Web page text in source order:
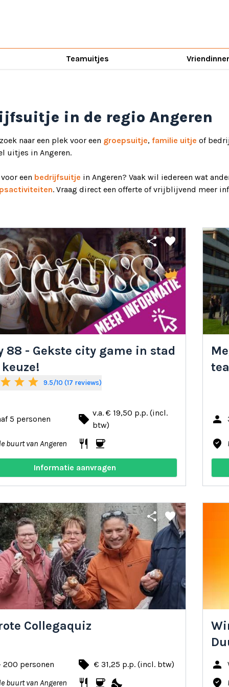
Teamuitjes
in de regio Angeren
naar een plek voor een groepsuitje, familie uitje of
uitjes in Angeren.
een bedrijfsuitje in Angeren? Vaak wil iedereen wat
. Vraag direct een offerte of vrijblijvend meer
share favorite
88 - Gekste city game in stad
star star star 9.5/10 (17 reviews)
5 personen local_offer v.a. € 19,50 p.p. (incl.
btw)
buurt van Angeren restaurant coffee
Informatie aanvragen
person
where_to_vote
share favorite
Collegaquiz
200 personen local_offer € 31,25 p.p. (incl. btw)
buurt van Angeren restaurant coffee nights_stay
person
where_to_vote